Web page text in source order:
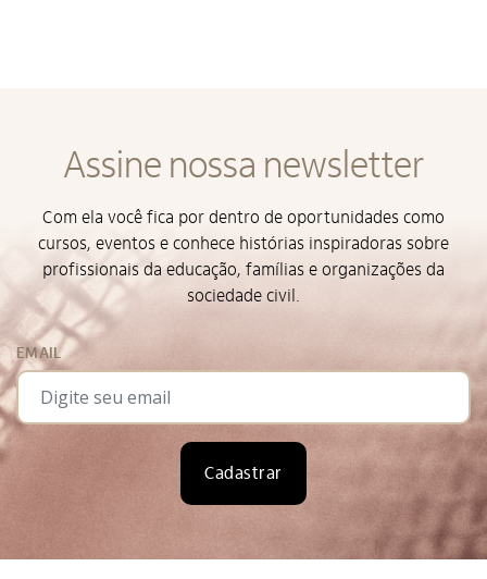
Assine nossa newsletter
Com ela você fica por dentro de oportunidades como
cursos, eventos e conhece histórias inspiradoras sobre
profissionais da educação, famílias e organizações da
sociedade civil.
EMAIL
Cadastrar